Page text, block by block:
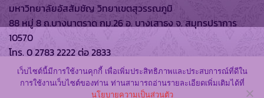
มหาวิทยาลัยอัสสัมชัญ วิทยาเขตสุวรรณภูมิ
88 หมู่ 8 ถ.บางนาตราด กม.26 อ. บางเสาธง จ. สมุทรปราการ
10570
โทร. 0 2783 2222 ต่อ 2833
เว็บไซต์นี้มีการใช้งานคุกกี้ เพื่อเพิ่มประสิทธิภาพและประสบการณ์ที่ดีใน
การใช้งานเว็บไซต์ของท่าน ท่านสามารถอ่านรายละเอียดเพิ่มเติมได้ที่
นโยบายความเป็นส่วนตัว